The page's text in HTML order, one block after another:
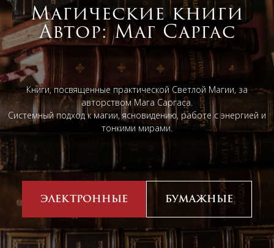
Магические книги
Автор: Маг Саргас
Книги, посвященные практической Светлой Магии, за
авторством Мага Саргаса.
Системный подход к магии, ясновидению, работе с энергией и
тонкими мирами.
ЭЛЕКТРОННЫЕ БУМАЖНЫЕ